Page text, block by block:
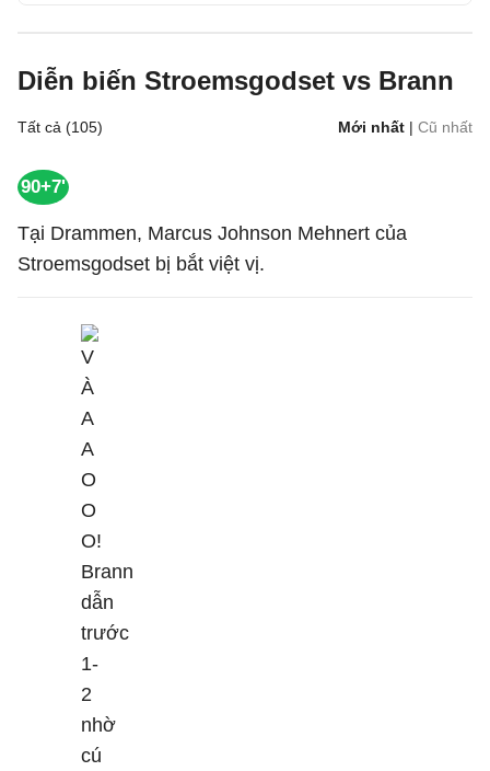
Diễn biến Stroemsgodset vs Brann
Tất cả (105) Mới nhất | Cũ nhất
90+7'
Tại Drammen, Marcus Johnson Mehnert của
Stroemsgodset bị bắt việt vị.